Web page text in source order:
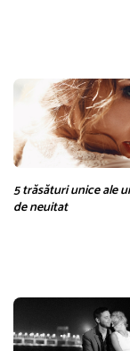
5 trăsături unice ale
de neuitat